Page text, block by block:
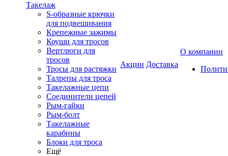
Такелаж
S-образные крючки
для подвешивания
Крепежные зажимы
Коуши для тросов
Вертлюги для
тросов
Тросы для растяжки
Талрепы для троса
Такелажные цепи
Соединители цепей
Рым-гайки
Рым-болт
Такелажные
карабины
Блоки для троса
Ещё
Акции Доставка
О компании